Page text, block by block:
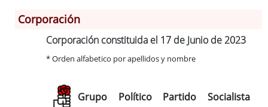
Información General
Gastronomía
Corporación
Corporación constituida el 17 de Junio de 2023
* Orden alfabetico por apellidos y nombre
Grupo Político Partido Socialista